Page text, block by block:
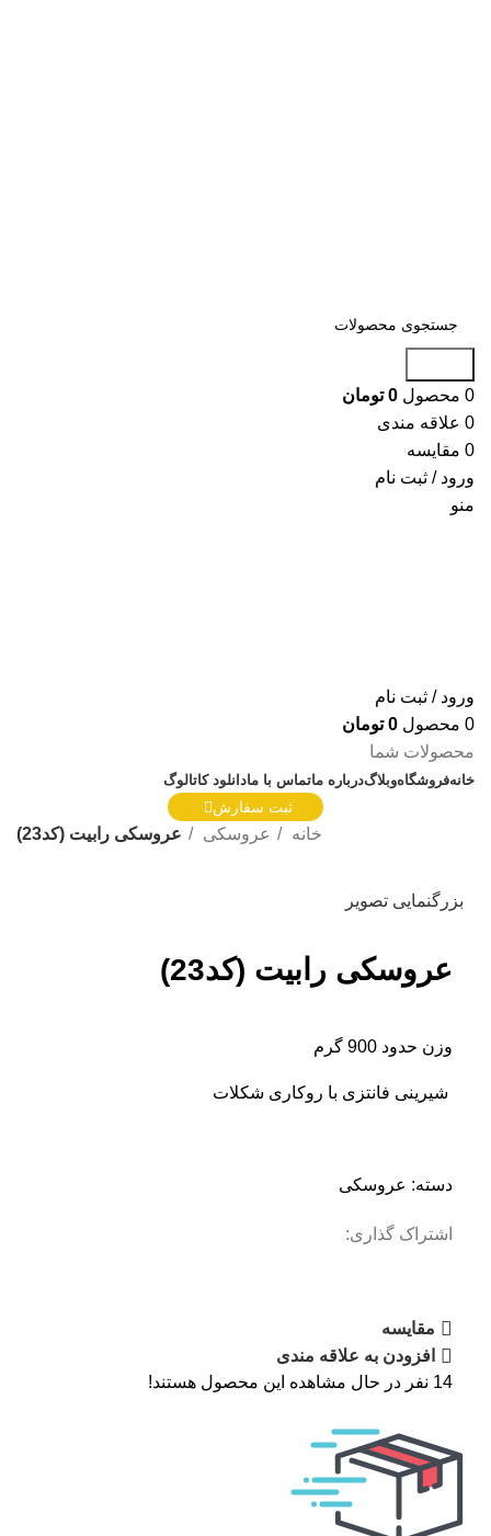
0 محصول 0 تومان
0 علاقه مندی
0 مقایسه
ورود / ثبت نام
منو
ورود / ثبت نام
0 محصول 0 تومان
محصولات شما
خانهفروشگاهوبلاگدرباره ماتماس با مادانلود کاتالوگ
ثبت سفارش
خانه عروسکی عروسکی رابیت (کد23)
بزرگنمایی تصویر
عروسکی رابیت (کد23)
وزن حدود 900 گرم
شیرینی فانتزی با روکاری شکلات
دسته: عروسکی
اشتراک گذاری:
مقایسه
افزودن به علاقه مندی
14 نفر در حال مشاهده این محصول هستند!